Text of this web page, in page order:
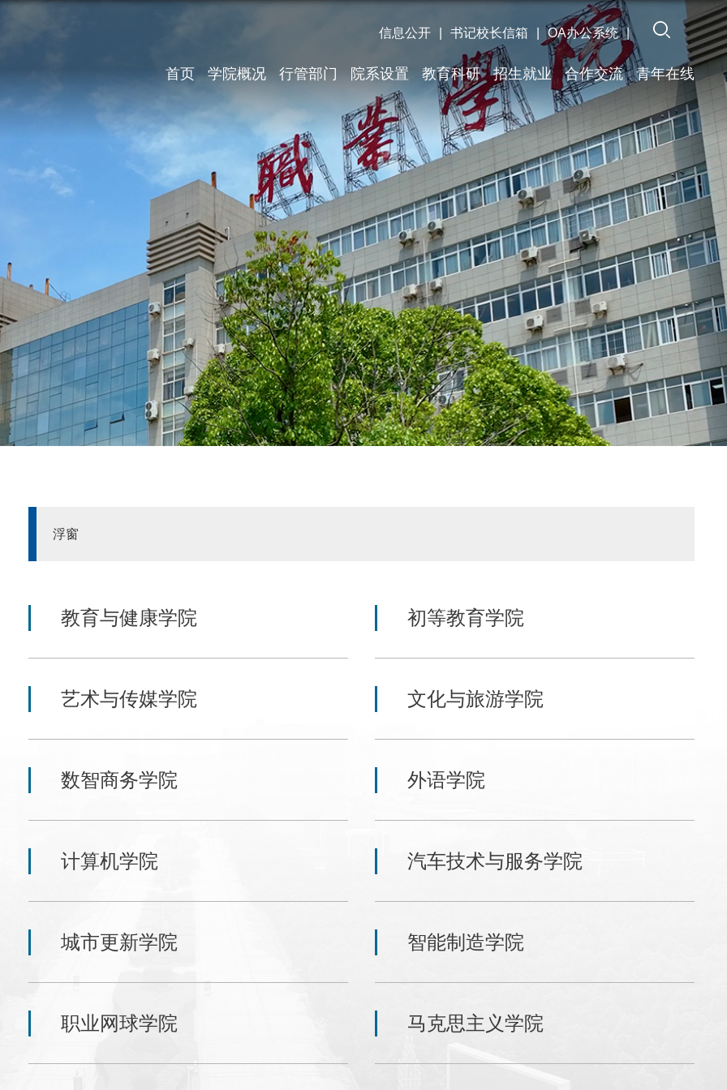
信息公开 书记校长信箱 OA办公系统 |
首页 学院概况 行管部门 院系设置 教育科研 招生就业 合作交流 青年在线
浮窗
教育与健康学院 初等教育学院
艺术与传媒学院 文化与旅游学院
数智商务学院 外语学院
计算机学院 汽车技术与服务学院
城市更新学院 智能制造学院
职业网球学院 马克思主义学院